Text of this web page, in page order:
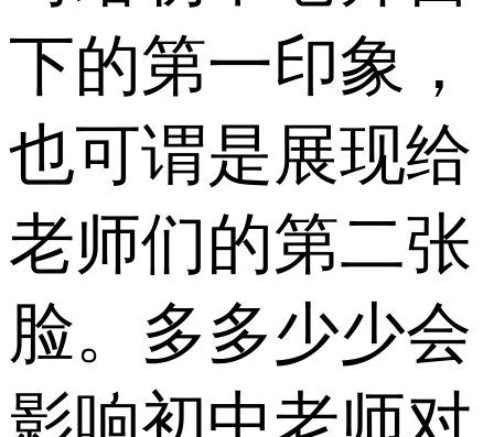
下的第一印象，
也可谓是展现给
老师们的第二张
脸。多多少少会